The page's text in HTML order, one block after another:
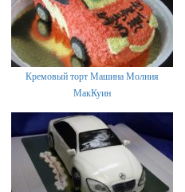
Кремовый торт Машина Молния
МакКуин